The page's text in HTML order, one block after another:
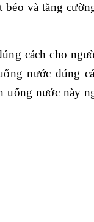
và tăng
cách cho
nước đúng
nước này